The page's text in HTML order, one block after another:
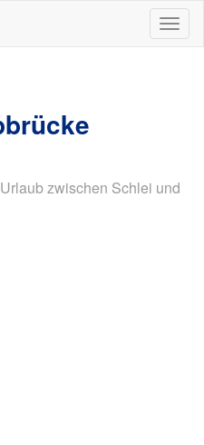
ein-/
zwischen Schlei und